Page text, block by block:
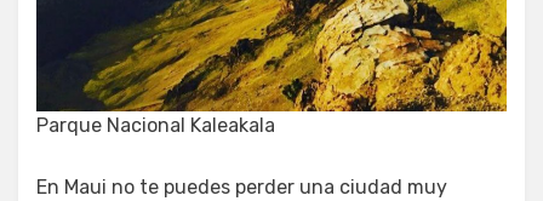
Parque Nacional Kaleakala
En Maui no te puedes perder una ciudad muy